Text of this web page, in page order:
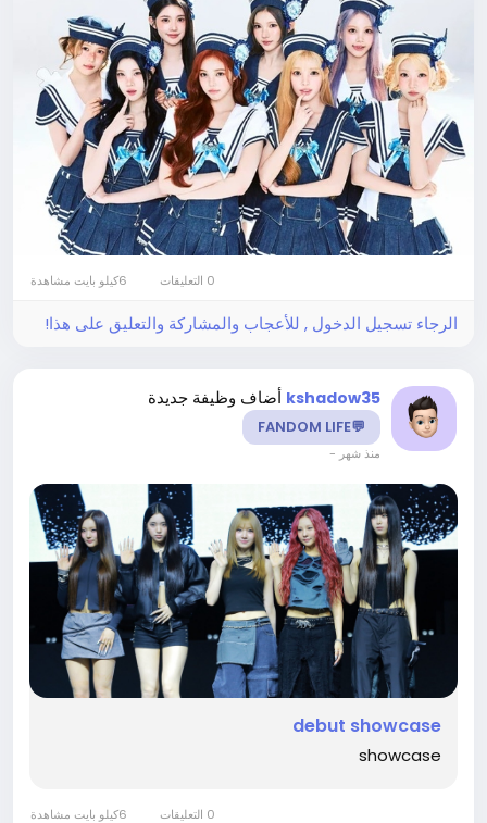
الرجاء تسجيل الدخول , للأعجاب والمشاركة والتعليق على هذا!
kshadow35 أضاف وظيفة جديدة
💬FANDOM LIFE
منذ شهر -
debut showcase
showcase